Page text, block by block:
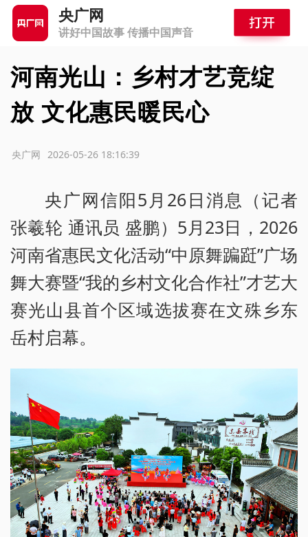
央广网
讲好中国故事 传播中国声音
河南光山：乡村才艺竞绽
放 文化惠民暖民心
2026-05-26 18:16:39
央广网
央广网信阳5月26日消息（记者
张羲轮 通讯员 盛鹏）5月23日，2026
河南省惠民文化活动“中原舞蹁跹”广场
舞大赛暨“我的乡村文化合作社”才艺大
赛光山县首个区域选拔赛在文殊乡东
岳村启幕。